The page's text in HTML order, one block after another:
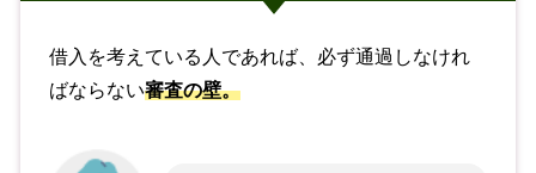
借入を考えている人であれば、必ず通過しなけれ
ばならない審査の壁。